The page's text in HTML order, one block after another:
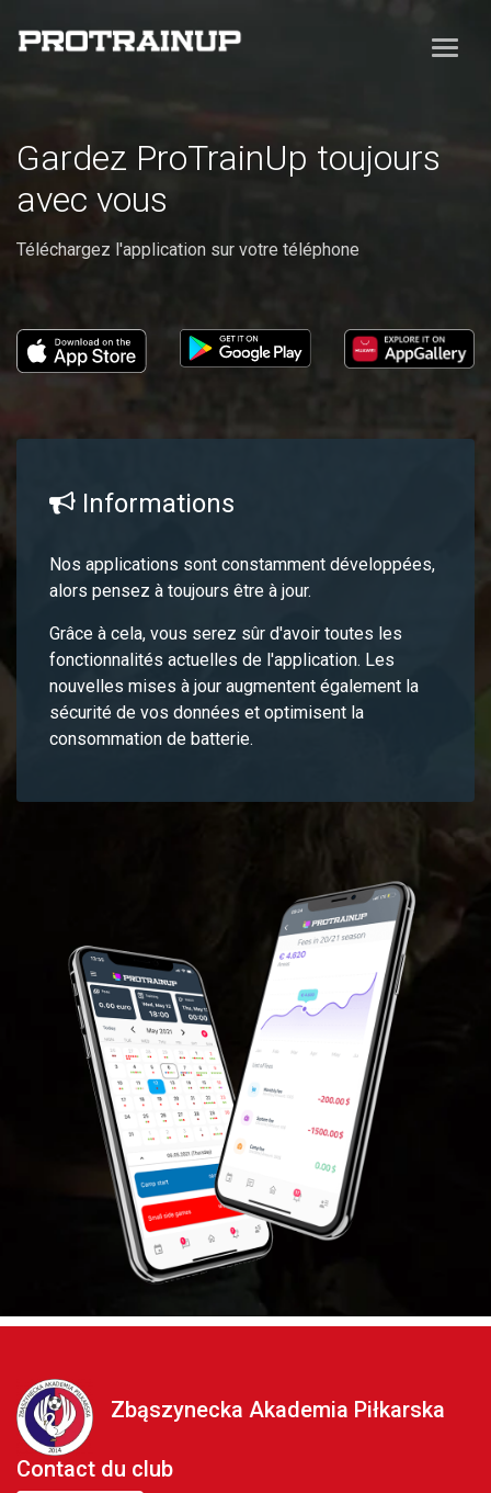
Gardez ProTrainUp toujours
avec vous
Téléchargez l'application sur votre téléphone
Informations
Nos applications sont constamment développées,
alors pensez à toujours être à jour.
Grâce à cela, vous serez sûr d'avoir toutes les
fonctionnalités actuelles de l'application. Les
nouvelles mises à jour augmentent également la
sécurité de vos données et optimisent la
consommation de batterie.
Zbąszynecka Akademia Piłkarska
Contact du club